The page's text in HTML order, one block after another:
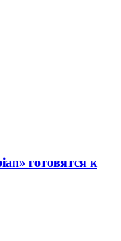
готовятся к